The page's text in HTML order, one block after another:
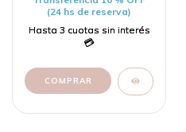
(24 hs de reserva)